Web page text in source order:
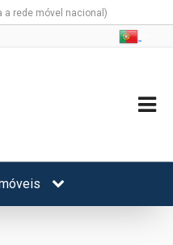
a rede móvel nacional)